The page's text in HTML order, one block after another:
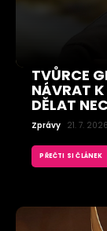
TVŮRCE
NÁVRAT
DĚLAT
Zprávy 21. 7. 2026
PŘEČTI SI ČLÁNEK